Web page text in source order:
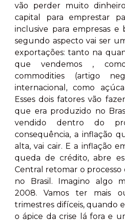
vão perder muito
capital para emprestar
inclusive para empresas e
segundo aspecto vai ser
exportações: tanto na
que vendemos ,
commodities (artigo
internacional, como
Esses dois fatores vão
que era produzido no
vendido dentro do
consequência, a inflação
alta, vai cair. E a inflação
queda de crédito, abre
Central retomar o
no Brasil. Imagino algo
2008. Vamos ter mais
trimestres difíceis, quando
o ápice da crise lá fora e